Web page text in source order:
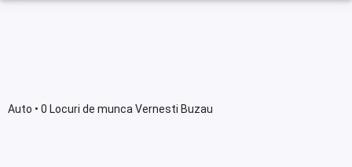
Auto • 0 Locuri de munca Vernesti Buzau